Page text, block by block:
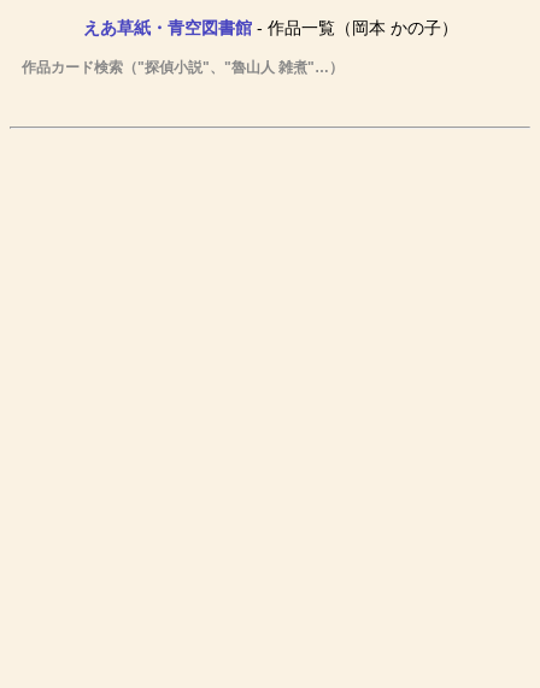
えあ草紙・青空図書館- 作品一覧（岡本 かの子）
作品カード検索（"探偵小説"、"魯山人 雑煮"…）